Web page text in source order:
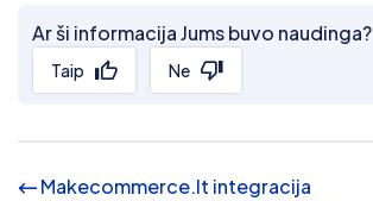
Ar ši informacija Jums buvo naudinga?
Taip Ne
Makecommerce.lt integracija